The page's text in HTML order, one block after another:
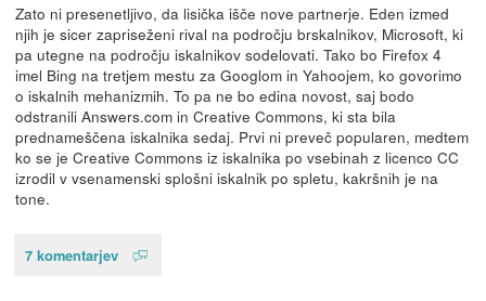
Zato ni presenetljivo, da lisička išče nove partnerje. Eden izmed
njih je sicer zapriseženi rival na področju brskalnikov, Microsoft, ki
pa utegne na področju iskalnikov sodelovati. Tako bo Firefox 4
imel Bing na tretjem mestu za Googlom in Yahoojem, ko govorimo
o iskalnih mehanizmih. To pa ne bo edina novost, saj bodo
odstranili Answers.com in Creative Commons, ki sta bila
prednameščena iskalnika sedaj. Prvi ni preveč popularen, medtem
ko se je Creative Commons iz iskalnika po vsebinah z licenco CC
izrodil v vsenamenski splošni iskalnik po spletu, kakršnih je na
tone.
7 komentarjev